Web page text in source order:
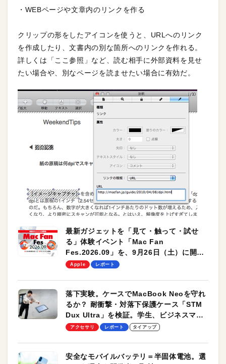
・WEBページや文章内のリンクを作る
クリップの形をしたアイコンを使うと、URLへのリンク
を作成したり、文書内の別な箇所へのリンクを作れる。
詳しくは「ここ参照」など、読む相手に外部資料を見せ
たい場合や、別なページを読ませたい場合に有効だ。
最新ガジェットを「見て・触って・試せ
る」体験イベント「Mac Fan
Fes.2026.09」を、9月26日（土）に開催
します！
Apple レポート
落下実験。ケースでMacBook Neoを守れ
るか？ 耐衝撃・対落下保護ケース「STM
Dux Ultra」を検証。学生、ビジネスマン
のモバイルユースに最適！
アクセサリ レポート タイアップ
安全なモバイルバッテリ＝半固体電池。選